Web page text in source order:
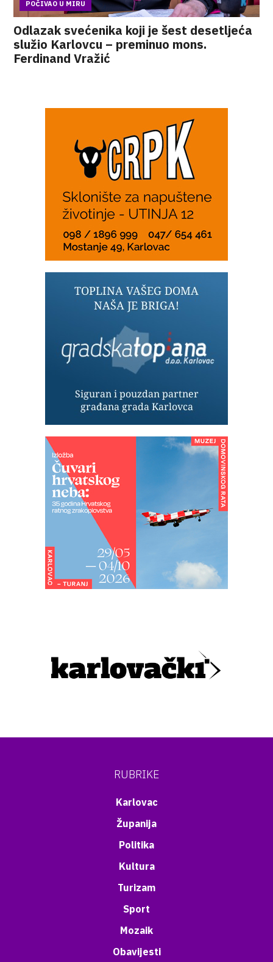
POČIVAO U MIRU
Odlazak svećenika koji je šest desetljeća
služio Karlovcu – preminuo mons.
Ferdinand Vražić
RUBRIKE
Karlovac
Županija
Politika
Kultura
Turizam
Sport
Mozaik
Obavijesti